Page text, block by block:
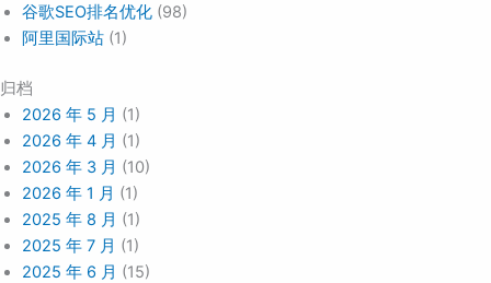
谷歌SEO排名优化 (98)
阿里国际站 (1)
归档
2026 年 5 月 (1)
2026 年 4 月 (1)
2026 年 3 月 (10)
2026 年 1 月 (1)
2025 年 8 月 (1)
2025 年 7 月 (1)
2025 年 6 月 (15)